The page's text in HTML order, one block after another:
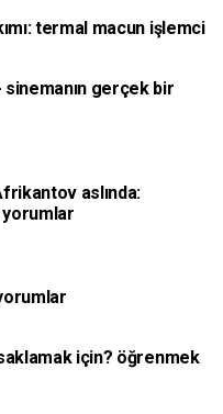
termal macun işlemci
gerçek bir
aslında:
saklamak için? öğrenmek